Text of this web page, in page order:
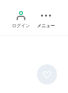
ログイン メニュー